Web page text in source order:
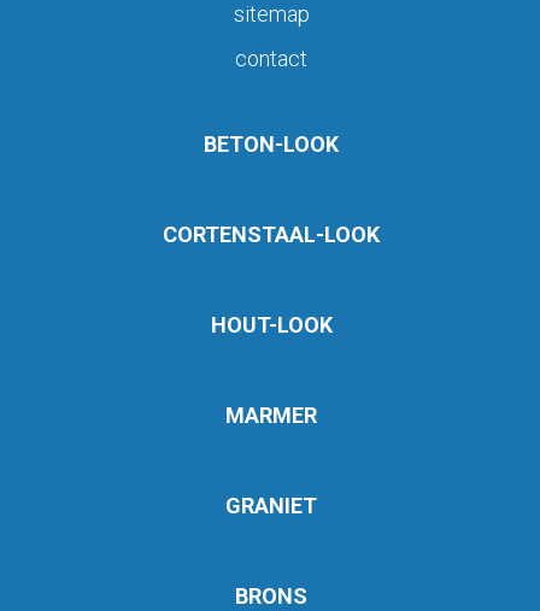
sitemap
contact
BETON-LOOK
CORTENSTAAL-LOOK
HOUT-LOOK
MARMER
GRANIET
BRONS